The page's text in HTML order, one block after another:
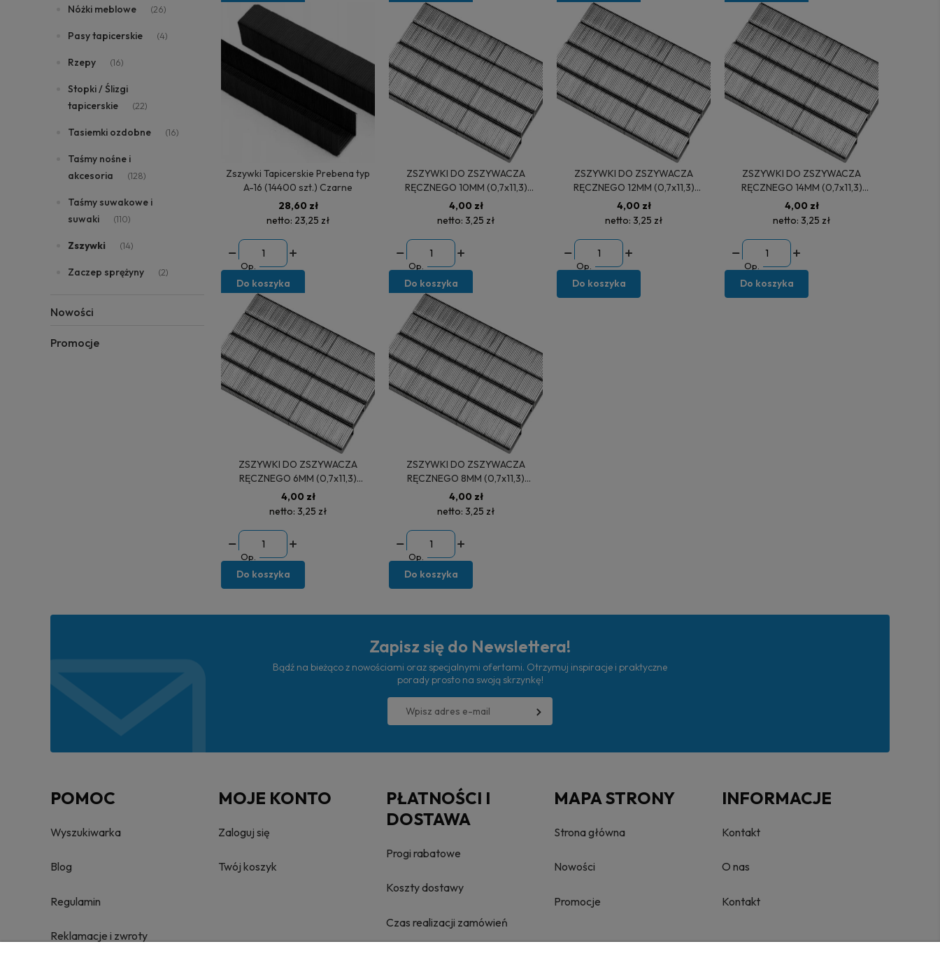
Nóżki meblowe (26)
Pasy tapicerskie (4)
Rzepy (16)
Stopki / Ślizgi
tapicerskie
(22)
Tasiemki ozdobne (16)
Taśmy nośne i
akcesoria
(128)
Taśmy suwakowe i
suwaki
(110)
Zszywki (14)
Zaczep sprężyny (2)
Nowości
Promocje
Zszywki Tapicerskie Prebena typ
A-16 (14400 szt.) Czarne
28,60 zł
netto: 23,25 zł
Op.
Do koszyka
ZSZYWKI DO ZSZYWACZA
RĘCZNEGO 10MM (0,7x11,3)
1000SZT 72100
4,00 zł
netto: 3,25 zł
Op.
Do koszyka
ZSZYWKI DO ZSZYWACZA
RĘCZNEGO 12MM (0,7x11,3)
1000SZT 72120
4,00 zł
netto: 3,25 zł
Op.
Do koszyka
ZSZYWKI DO ZSZYWACZA
RĘCZNEGO 14MM (0,7x11,3)
1000SZT 72140
4,00 zł
netto: 3,25 zł
Op.
Do koszyka
ZSZYWKI DO ZSZYWACZA
RĘCZNEGO 6MM (0,7x11,3)
1000SZT 72060
4,00 zł
netto: 3,25 zł
Op.
Do koszyka
ZSZYWKI DO ZSZYWACZA
RĘCZNEGO 8MM (0,7x11,3)
1000SZT 72080
4,00 zł
netto: 3,25 zł
Op.
Do koszyka
Zapisz się do Newslettera!
Bądź na bieżąco z nowościami oraz specjalnymi ofertami. Otrzymuj inspiracje i praktyczne
porady prosto na swoją skrzynkę!
POMOC
Wyszukiwarka
Blog
Regulamin
Reklamacje i zwroty
MOJE KONTO
Zaloguj się
Twój koszyk
PŁATNOŚCI I
DOSTAWA
Progi rabatowe
Koszty dostawy
Czas realizacji zamówień
MAPA STRONY
Strona główna
Nowości
Promocje
INFORMACJE
Kontakt
O nas
Kontakt